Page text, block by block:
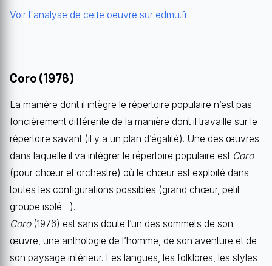
Voir l'analyse de cette oeuvre sur edmu.fr
Coro (1976)
La manière dont il intègre le répertoire populaire n’est pas
foncièrement différente de la manière dont il travaille sur le
répertoire savant (il y a un plan d’égalité). Une des œuvres
dans laquelle il va intégrer le répertoire populaire est Coro
(pour chœur et orchestre) où le chœur est exploité dans
toutes les configurations possibles (grand chœur, petit
groupe isolé…).
Coro(1976) est sans doute l’un des sommets de son
œuvre, une anthologie de l’homme, de son aventure et de
son paysage intérieur. Les langues, les folklores, les styles